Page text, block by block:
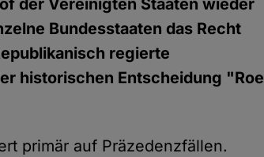
der Vereinigten Staaten wieder
Bundesstaaten das Recht
regierte
historischen Entscheidung "Roe
primär auf Präzedenzfällen.